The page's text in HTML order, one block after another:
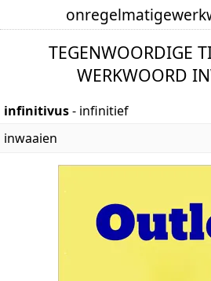
onregelmatige
TEGENWOORDIGE
WERKWOORD
infinitivus- infinitief
inwaaien